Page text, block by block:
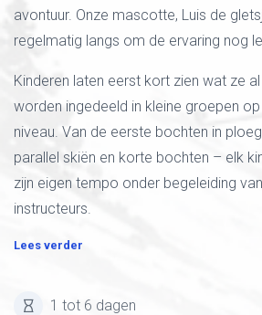
avontuur. Onze mascotte, Luis de
regelmatig langs om de ervaring nog
Kinderen laten eerst kort zien wat ze
worden ingedeeld in kleine groepen
niveau. Van de eerste bochten in
parallel skiën en korte bochten – elk
zijn eigen tempo onder begeleiding
instructeurs.
Lees verder
1 tot 6 dagen